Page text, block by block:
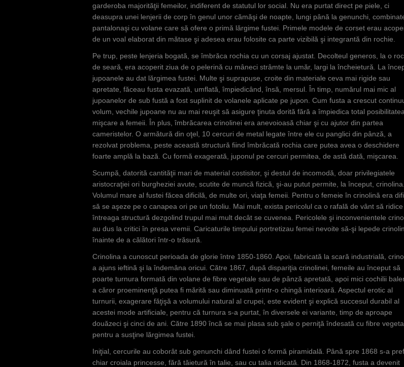
garderoba majorităţii femeilor, indiferent de statutul lor social. Nu era purtat direct pe piele, ci
deasupra unei lenjerii de corp în genul unor cămăşi de noapte, lungi până la genunchi,
pantalonaşi cu volane care să ofere o primă lărgime fustei. Primele modele de corset erau
de un voal elaborat din mătase şi adesea erau folosite ca parte vizibilă şi integrantă din rochie.
Pe trup, peste lenjeria bogată, se îmbrăca rochia cu un corsaj ajustat. Decolteul generos, la o
de seară, era acoperit ziua de o pelerină cu mâneci strâmte la umăr, largi la încheietură. La
jupoanele au dat lărgimea fustei. Multe şi suprapuse, croite din materiale ceva mai rigide sau
apretate, făceau fusta evazată, umflată, împiedicând, însă, mersul. În timp, numărul mai mic al
jupoanelor de sub fustă a fost suplinit de volanele aplicate pe jupon. Cum fusta a crescut
volum, vechile jupoane nu au mai reuşit să asigure ţinuta dorită fără a împiedica total
mişcare a femeii. În plus, îmbrăcarea crinolinei era anevoioasă chiar şi cu ajutor din partea
cameristelor. O armătură din oţel, 10 cercuri de metal legate între ele cu panglici din pânză, a
rezolvat problema, peste această structură fiind îmbrăcată rochia care putea avea o deschidere
foarte amplă la bază. Cu formă exagerată, juponul pe cercuri permitea, de astă dată, mişcarea.
Scumpă, datorită cantităţii mari de material costisitor, şi destul de incomodă, doar privilegiatele
aristocraţiei ori burgheziei avute, scutite de muncă fizică, şi-au putut permite, la început, crinolina.
Volumul mare al fustei făcea dificilă, de multe ori, viaţa femeii. Pentru o femeie în crinolină era
să se aşeze pe o canapea ori pe un fotoliu. Mai mult, exista pericolul ca o rafală de vânt să ridice
întreaga structură dezgolind trupul mai mult decât se cuvenea. Pericolele şi inconvenientele
au dus la critici în presa vremii. Caricaturile timpului portretizau femei nevoite să-şi lepede
înainte de a călători într-o trăsură.
Crinolina a cunoscut perioada de glorie între 1850-1860. Apoi, fabricată la scară industrială,
a ajuns ieftină şi la îndemâna oricui. Către 1867, după dispariţia crinolinei, femeile au început să
poarte turnura formată din volane de fibre vegetale sau de pânză apretată, apoi mici cochilii
a căror proeminenţă putea fi mărită sau diminuată printr-o chingă interioară. Aspectul erotic al
turnurii, exagerare făţişă a volumului natural al crupei, este evident şi explică succesul durabil al
acestei mode artificiale, pentru că turnura s-a purtat, în diversele ei variante, timp de aproape
douăzeci şi cinci de ani. Către 1890 încă se mai plasa sub şale o perniţă îndesată cu fibre
pentru a susţine lărgimea fustei.
Iniţial, cercurile au coborât sub genunchi dând fustei o formă piramidală. Până spre 1868 s-a
chiar croiala princesse, fără tăietură în talie, sau cu talia ridicată. Din 1868-1872, fusta a devenit